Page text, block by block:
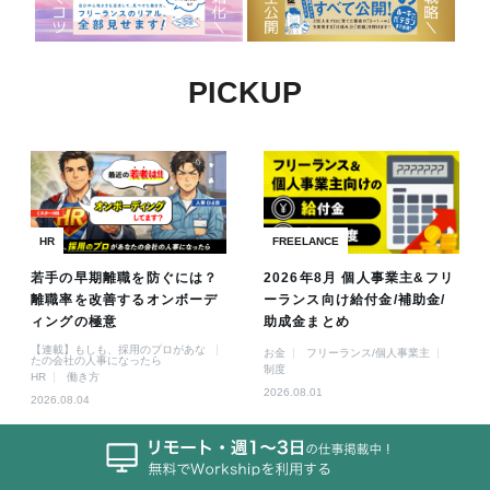
PICKUP
HR
若手の早期離職を防ぐには？
離職率を改善するオンボーデ
ィングの極意
【連載】もしも、採用のプロがあな
たの会社の人事になったら
HR
働き方
2026.08.04
FREELANCE
2026年8月 個人事業主&フリ
ーランス向け給付金/補助金/
助成金まとめ
お金
フリーランス/個人事業主
制度
2026.08.01